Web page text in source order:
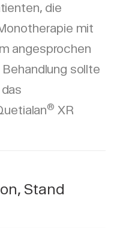
die
mit
angesprochen
sollte
® XR
Stand